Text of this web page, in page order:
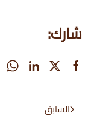
شارك:
السابق